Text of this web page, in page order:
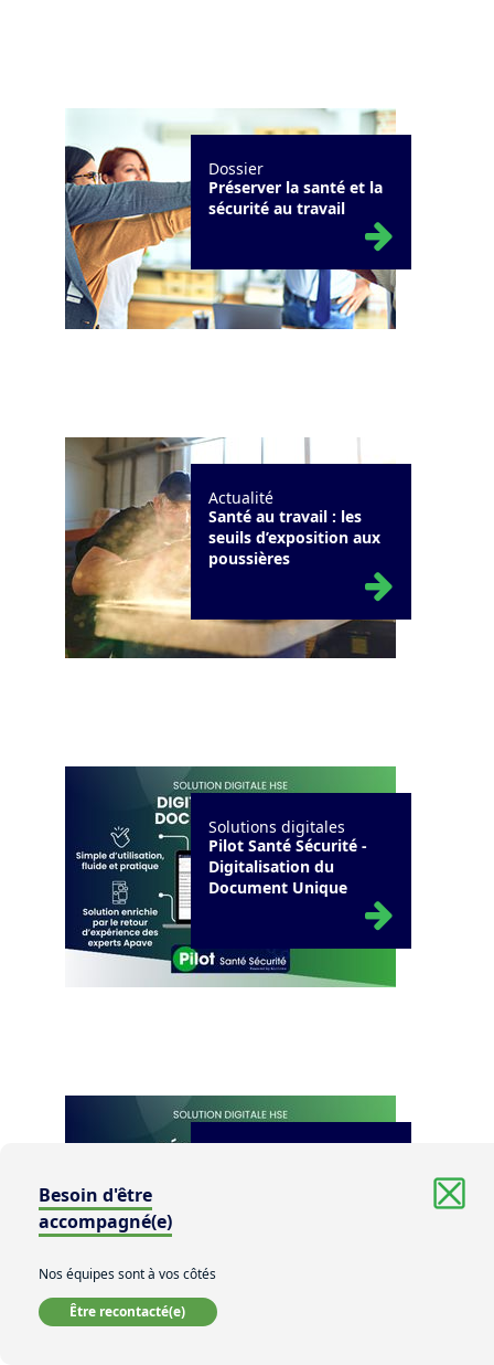
Dossier
Préserver la santé et la
sécurité au travail
Actualité
Santé au travail : les
seuils d’exposition aux
poussières
Solutions digitales
Pilot Santé Sécurité -
Digitalisation du
Document Unique
Besoin d'être
accompagné(e)
Nos équipes sont à vos côtés
Être recontacté(e)